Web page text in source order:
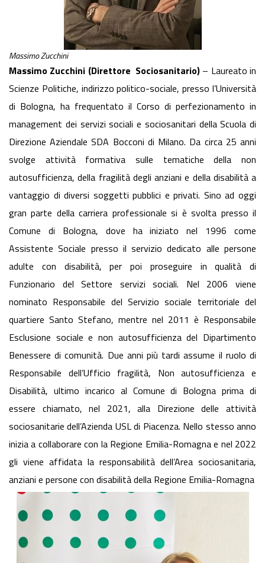
Massimo Zucchini
Massimo Zucchini (Direttore Sociosanitario) – Laureato in
Scienze Politiche, indirizzo politico-sociale, presso l’Università
di Bologna, ha frequentato il Corso di perfezionamento in
management dei servizi sociali e sociosanitari della Scuola di
Direzione Aziendale SDA Bocconi di Milano. Da circa 25 anni
svolge attività formativa sulle tematiche della non
autosufficienza, della fragilità degli anziani e della disabilità a
vantaggio di diversi soggetti pubblici e privati. Sino ad oggi
gran parte della carriera professionale si è svolta presso il
Comune di Bologna, dove ha iniziato nel 1996 come
Assistente Sociale presso il servizio dedicato alle persone
adulte con disabilità, per poi proseguire in qualità di
Funzionario del Settore servizi sociali. Nel 2006 viene
nominato Responsabile del Servizio sociale territoriale del
quartiere Santo Stefano, mentre nel 2011 è Responsabile
Esclusione sociale e non autosufficienza del Dipartimento
Benessere di comunità. Due anni più tardi assume il ruolo di
Responsabile dell’Ufficio fragilità, Non autosufficienza e
Disabilità, ultimo incarico al Comune di Bologna prima di
essere chiamato, nel 2021, alla Direzione delle attività
sociosanitarie dell’Azienda USL di Piacenza. Nello stesso anno
inizia a collaborare con la Regione Emilia-Romagna e nel 2022
gli viene affidata la responsabilità dell’Area sociosanitaria,
anziani e persone con disabilità della Regione Emilia-Romagna